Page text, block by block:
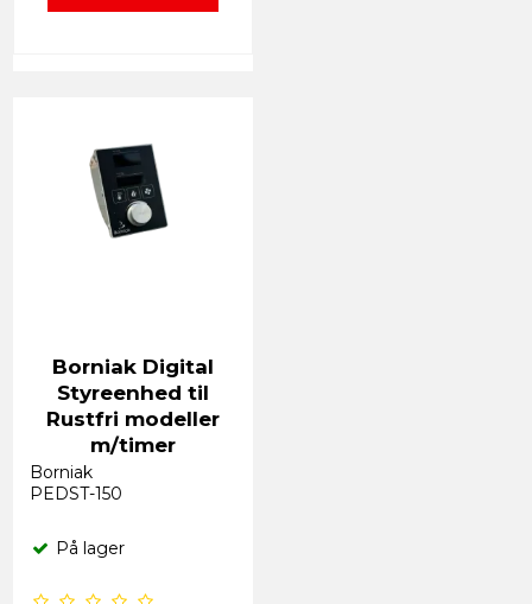
Borniak Digital
Styreenhed til
Rustfri modeller
m/timer
Borniak
PEDST-150
På lager